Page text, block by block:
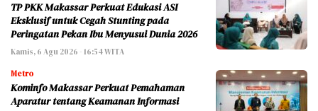
TP PKK Makassar Perkuat Edukasi ASI
Eksklusif untuk Cegah Stunting pada
Peringatan Pekan Ibu Menyusui Dunia 2026
Kamis, 6 Agu 2026 - 16:54 WITA
Metro
Kominfo Makassar Perkuat Pemahaman
Aparatur tentang Keamanan Informasi